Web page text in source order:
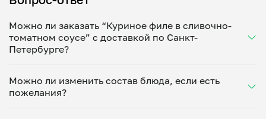
Можно ли заказать “Куриное филе в сливочно-
томатном соусе” с доставкой по Санкт-
Петербурге?
Укажите удобное время — и получите свежее
домашнее блюдо в большой порции прямо с плиты.
Можно ли изменить состав блюда, если есть
пожелания?